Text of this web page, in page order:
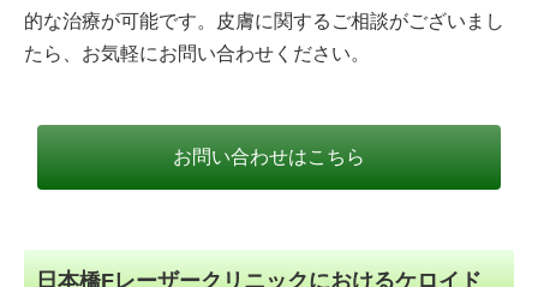
的な治療が可能です。皮膚に関するご相談がございまし
たら、お気軽にお問い合わせください。
お問い合わせはこちら
日本橋Fレーザークリニックにおけるケロイド